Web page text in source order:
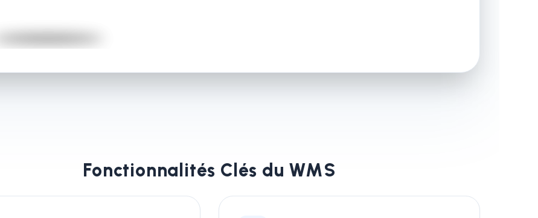
Fonctionnalités Clés du WMS